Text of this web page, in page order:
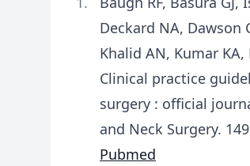
Deckard NA, Dawson
Khalid AN, Kumar
Clinical practice
surgery : official
and Neck Surgery.
Pubmed